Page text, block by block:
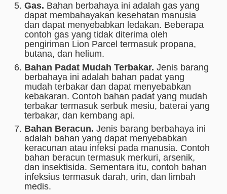
Gas. Bahan berbahaya ini adalah gas yang
dapat membahayakan kesehatan manusia
dan dapat menyebabkan ledakan. Beberapa
contoh gas yang tidak diterima oleh
pengiriman Lion Parcel termasuk propana,
butana, dan helium.
Bahan Padat Mudah Terbakar. Jenis barang
berbahaya ini adalah bahan padat yang
mudah terbakar dan dapat menyebabkan
kebakaran. Contoh bahan padat yang mudah
terbakar termasuk serbuk mesiu, baterai yang
terbakar, dan kembang api.
Bahan Beracun. Jenis barang berbahaya ini
adalah bahan yang dapat menyebabkan
keracunan atau infeksi pada manusia. Contoh
bahan beracun termasuk merkuri, arsenik,
dan insektisida. Sementara itu, contoh bahan
infeksius termasuk darah, urin, dan limbah
medis.